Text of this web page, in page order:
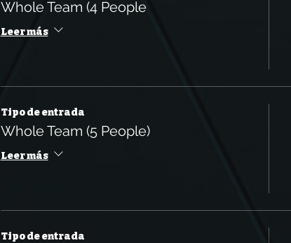
Whole Team (4 People
Leer más
Tipo de entrada
Whole Team (5 People)
Leer más
Tipo de entrada